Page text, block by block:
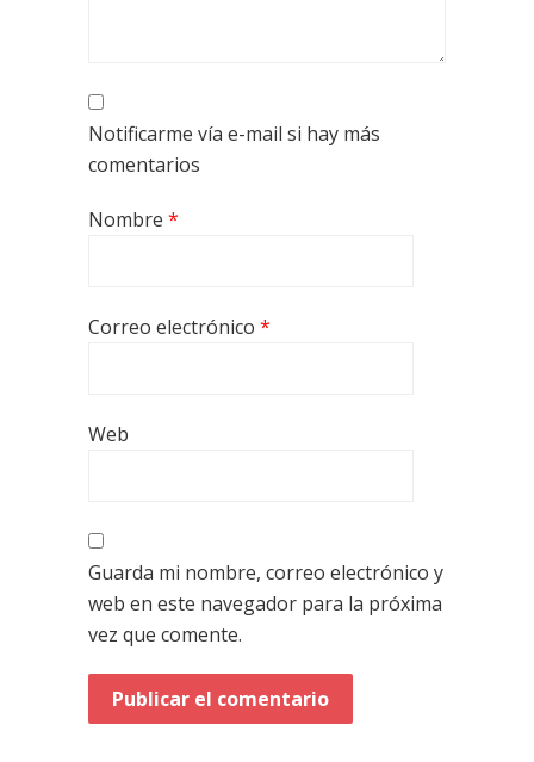
Notificarme vía e-mail si hay más
comentarios
Nombre *
Correo electrónico *
Web
Guarda mi nombre, correo electrónico y
web en este navegador para la próxima
vez que comente.